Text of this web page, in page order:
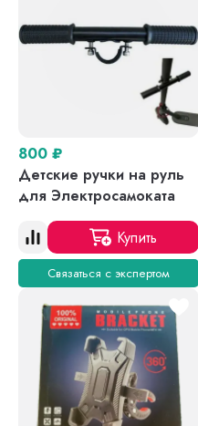
800 ₽
Детские ручки на руль
для Электросамоката
Купить
Связаться с экспертом